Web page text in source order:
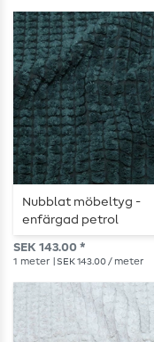
Nubblat möbeltyg -
enfärgad petrol
SEK 143.00 *
1 meter | SEK 143.00 / meter